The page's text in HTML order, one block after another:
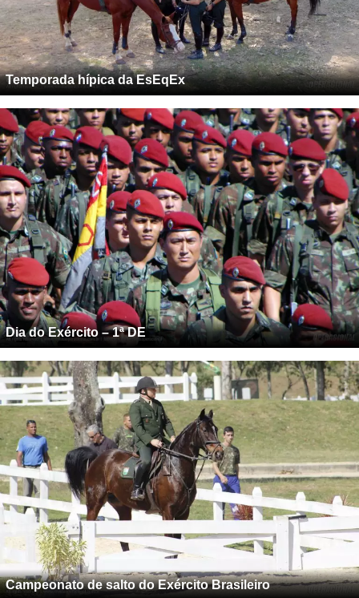
Temporada hípica da EsEqEx
Dia do Exército – 1ª DE
Campeonato de salto do Exército Brasileiro